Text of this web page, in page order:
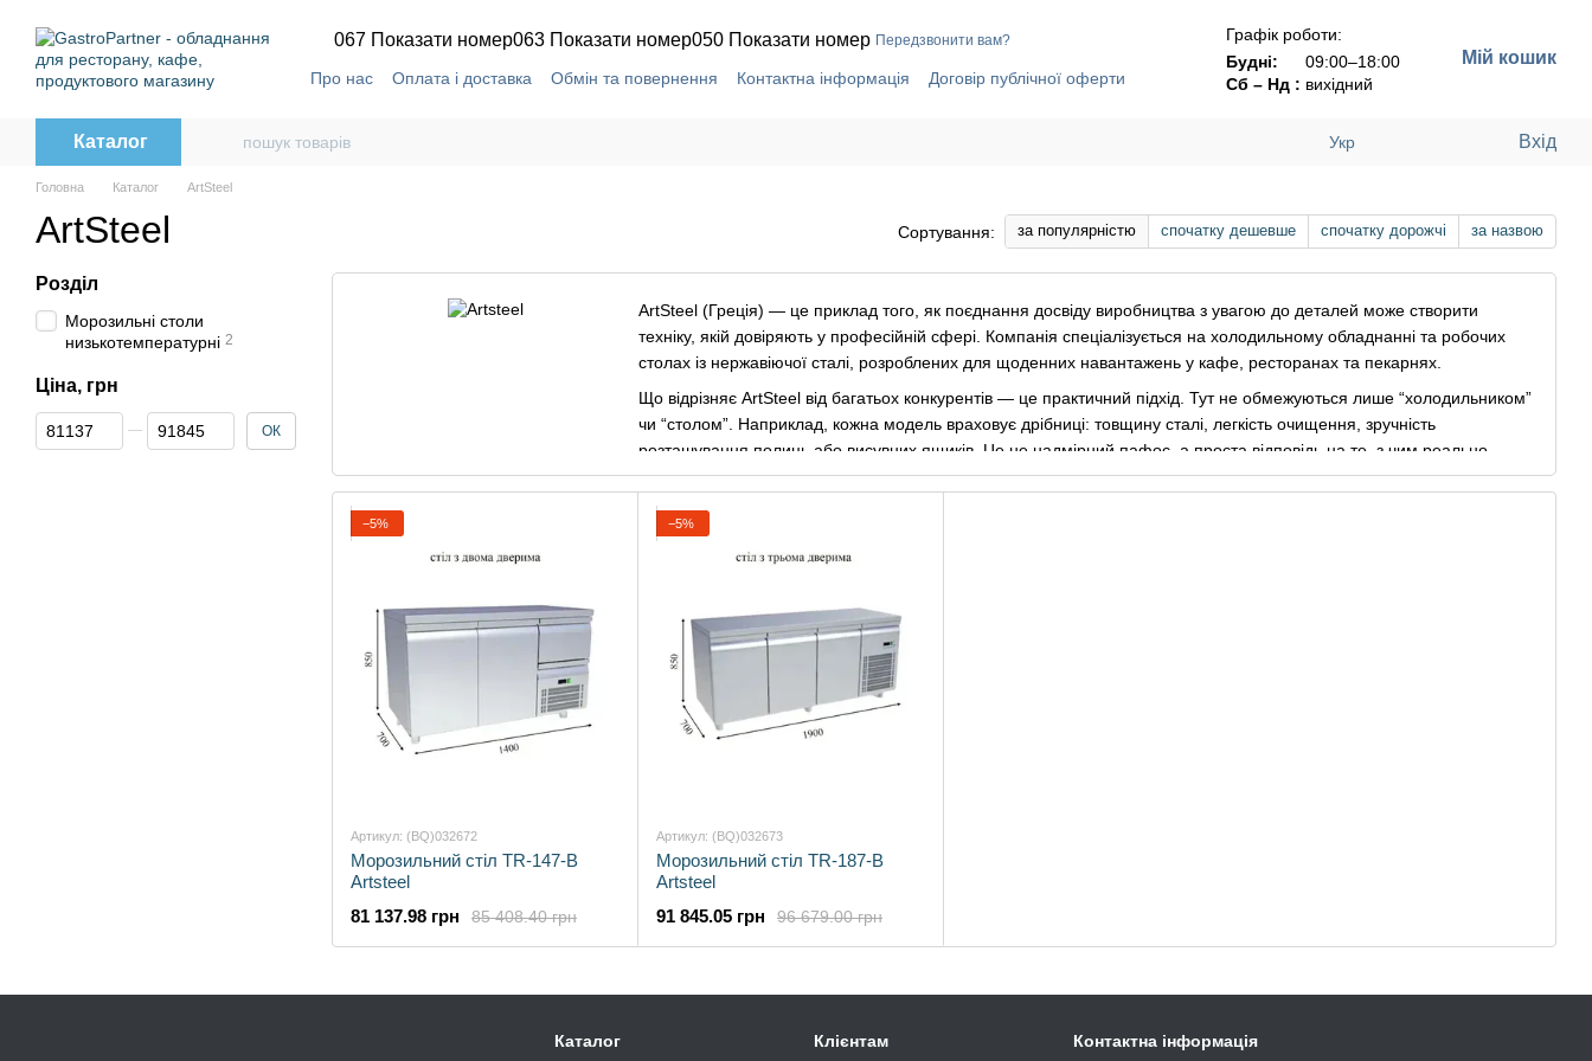
067 Показати номер063 Показати номер050 Показати номер Передзвонити вам?
Про нас Оплата і доставка Обмін та повернення Контактна інформація Договір публічної оферти
Графік роботи:
Будні:
09:00–18:00
Сб – Нд : вихідний
Мій кошик
Каталог Укр Вхід
Головна Каталог ArtSteel
ArtSteel Сортування: за популярністю спочатку дешевше спочатку дорожчі за назвою
ArtSteel (Греція) — це приклад того, як поєднання досвіду виробництва з увагою до деталей може створити
техніку, якій довіряють у професійній сфері. Компанія спеціалізується на холодильному обладнанні та робочих
столах із нержавіючої сталі, розроблених для щоденних навантажень у кафе, ресторанах та пекарнях.
Що відрізняє ArtSteel від багатьох конкурентів — це практичний підхід. Тут не обмежуються лише “холодильником”
чи “столом”. Наприклад, кожна модель враховує дрібниці: товщину сталі, легкість очищення, зручність
розташування полиць або висувних ящиків. Це не надмірний пафос, а проста відповідь на те, з чим реально
стикаються кухарі щодня.
Грецьке виробництво має свою особливість: орієнтація на витривалість і стабільність у роботі навіть у спекотному
середземноморському кліматі. Саме тому холодильне обладнання ArtSteel користується попитом і за межами
країни — від маленьких кав’ярень до великих виробничих кухонь.
процес буде без зривів, що столи витримають інтенсивний ритм, а холодильники надійно збережуть продукти.
Тобто — справжній робочий інструмент, який непомітно, але щодня робить свою справу.
−5%
Артикул: (BQ)032672
Морозильний стіл TR-147-B
Artsteel
85 408.40 грн
81 137.98 грн
−5%
Артикул: (BQ)032673
Морозильний стіл TR-187-B
Artsteel
96 679.00 грн
91 845.05 грн
Розділ
Морозильні столи
низькотемпературні 2
Ціна, грн
Від Ціна, грн
До Ціна, грн ОК
Каталог Клієнтам Контактна інформація